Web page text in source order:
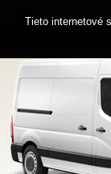
Zákaznícka
Tieto internetové